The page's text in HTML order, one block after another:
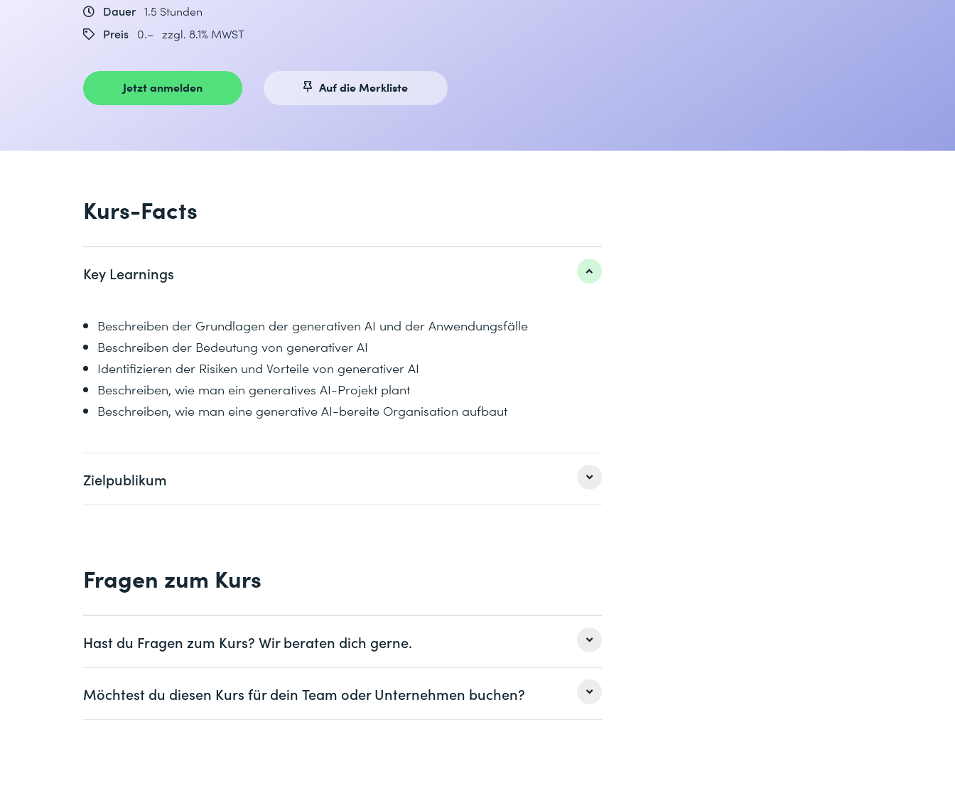
Dauer 1.5 Stunden
Preis
0.– zzgl. 8.1% MWST
Jetzt anmelden Auf die Merkliste
Kurs-Facts
Key Learnings
Beschreiben der Grundlagen der generativen AI und der Anwendungsfälle
Beschreiben der Bedeutung von generativer AI
Identifizieren der Risiken und Vorteile von generativer AI
Beschreiben, wie man ein generatives AI-Projekt plant
Beschreiben, wie man eine generative AI-bereite Organisation aufbaut
Zielpublikum
Fragen zum Kurs
Hast du Fragen zum Kurs? Wir beraten dich gerne.
Vorname * Nachname *
Möchtest du diesen Kurs für dein Team oder Unternehmen buchen?